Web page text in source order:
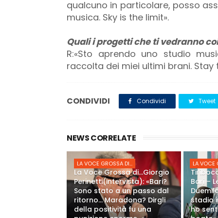
qualcuno in particolare, posso
musica. Sky is the limit».
Quali i progetti che ti vedranno
R:«Sto aprendo uno studio
raccolta dei miei ultimi brani. Stay
CONDIVIDI Condividi Tweet
NEWS CORRELATE
LA VOCE GROSSA DI...
La Voce Grossa di…Giorgio
Perinetti(intervista): «Bari?
Sono stato a un passo dal
ritorno... Maradona? Dirgli
della positività fu una
LA VOCE
La
Bari –
stadio
ho